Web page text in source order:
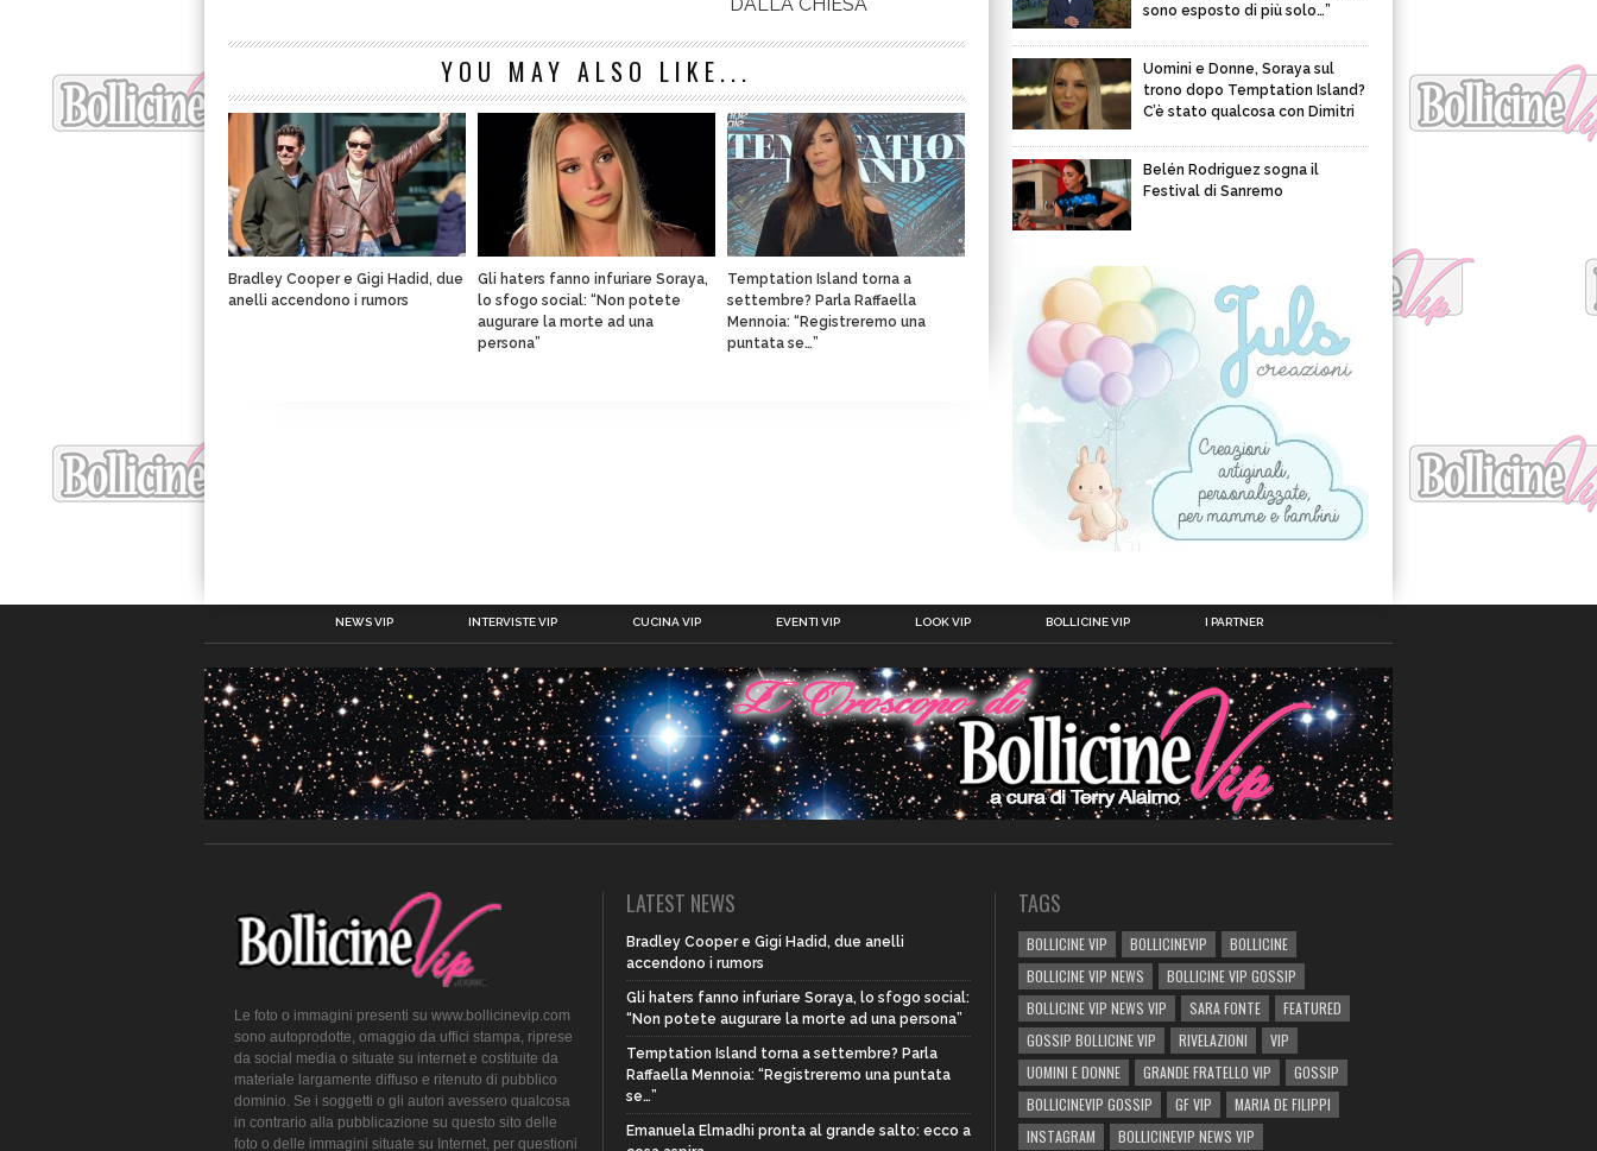
YOU MAY ALSO LIKE...
Bradley Cooper e Gigi Hadid, due
anelli accendono i rumors
Gli haters fanno infuriare Soraya,
lo sfogo social: “Non potete
augurare la morte ad una
persona”
Temptation Island torna a
settembre? Parla Raffaella
Mennoia: “Registreremo una
puntata se…”
sono esposto di più solo…”
Uomini e Donne, Soraya sul
trono dopo Temptation Island?
C’è stato qualcosa con Dimitri
Belén Rodriguez sogna il
Festival di Sanremo
NEWS VIP INTERVISTE VIP CUCINA VIP EVENTI VIP LOOK VIP BOLLICINE VIP I PARTNER
Le foto o immagini presenti su www.bollicinevip.com
sono autoprodotte, omaggio da uffici stampa, riprese
da social media o situate su internet e costituite da
materiale largamente diffuso e ritenuto di pubblico
dominio. Se i soggetti o gli autori avessero qualcosa
in contrario alla pubblicazione su questo sito delle
foto o delle immagini situate su Internet, per questioni
LATEST NEWS
Bradley Cooper e Gigi Hadid, due anelli
accendono i rumors
Gli haters fanno infuriare Soraya, lo sfogo social:
“Non potete augurare la morte ad una persona”
Temptation Island torna a settembre? Parla
Raffaella Mennoia: “Registreremo una puntata
se…”
Emanuela Elmadhi pronta al grande salto: ecco a
TAGS
BOLLICINE VIP BOLLICINEVIP
BOLLICINE
BOLLICINE VIP NEWS
BOLLICINE VIP GOSSIP
BOLLICINE VIP NEWS VIP
SARA FONTE
FEATURED
GOSSIP BOLLICINE VIP
RIVELAZIONI
VIP
UOMINI E DONNE
GRANDE FRATELLO VIP
GOSSIP
BOLLICINEVIP GOSSIP
GF VIP
MARIA DE FILIPPI
INSTAGRAM
BOLLICINEVIP NEWS VIP